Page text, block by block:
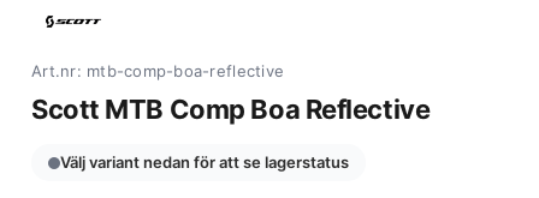
Art.nr: mtb-comp-boa-reflective
Scott MTB Comp Boa Reflective
Välj variant nedan för att se lagerstatus